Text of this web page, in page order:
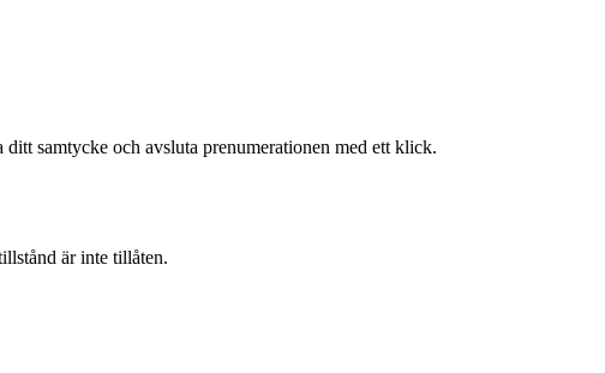
samtycke och avsluta prenumerationen med ett klick.
är inte tillåten.